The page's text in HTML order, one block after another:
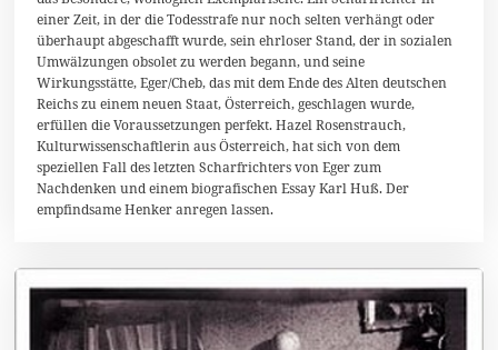
g
s
t
2
1
7
einer Zeit, in der die Todesstrafe nur noch selten verhängt oder
überhaupt abgeschafft wurde, sein ehrloser Stand, der in sozialen
Umwälzungen obsolet zu werden begann, und seine
Wirkungsstätte, Eger/Cheb, das mit dem Ende des Alten deutschen
Reichs zu einem neuen Staat, Österreich, geschlagen wurde,
erfüllen die Voraussetzungen perfekt. Hazel Rosenstrauch,
Kulturwissenschaftlerin aus Österreich, hat sich von dem
speziellen Fall des letzten Scharfrichters von Eger zum
Nachdenken und einem biografischen Essay Karl Huß. Der
empfindsame Henker anregen lassen.